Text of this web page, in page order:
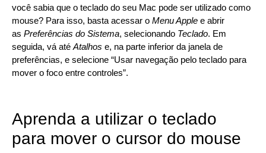
você sabia que o teclado do seu Mac pode ser utilizado como
mouse? Para isso, basta acessar o Menu Apple e abrir
as Preferências do Sistema, selecionando Teclado. Em
seguida, vá até Atalhos e, na parte inferior da janela de
preferências, e selecione “Usar navegação pelo teclado para
mover o foco entre controles”.
Aprenda a utilizar o teclado
para mover o cursor do mouse